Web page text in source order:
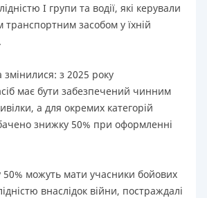
I групи та водії, які керували
засобом у їхній
з 2025 року
має бути забезпечений чинним
а для окремих категорій
знижку 50% при оформленні
можуть мати учасники бойових
внаслідок війни, постраждалі